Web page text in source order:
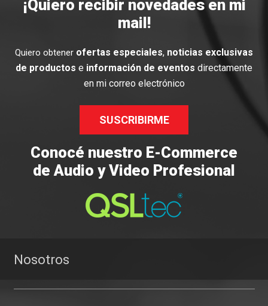
¡Quiero recibir novedades en mi
mail!
Quiero obtener ofertas especiales, noticias exclusivas
de productos e información de eventos directamente
en mi correo electrónico
SUSCRIBIRME
Conocé nuestro E-Commerce
de Audio y Video Profesional
Nosotros